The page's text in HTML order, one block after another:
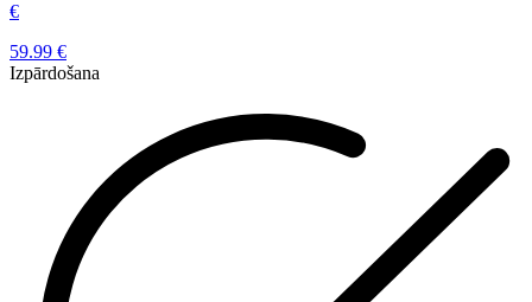
€
59.99 €
Izpārdošana